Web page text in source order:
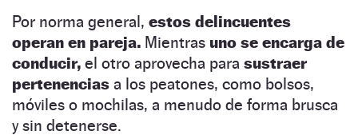
Por norma general, estos delincuentes
operan en pareja. Mientras uno se encarga de
conducir, el otro aprovecha para sustraer
pertenencias a los peatones, como bolsos,
móviles o mochilas, a menudo de forma brusca
y sin detenerse.